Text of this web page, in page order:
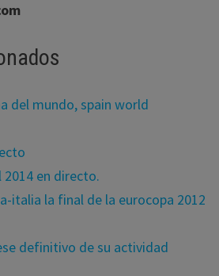
del mundo, spain world
2014 en directo.
italia la final de la eurocopa 2012
definitivo de su actividad